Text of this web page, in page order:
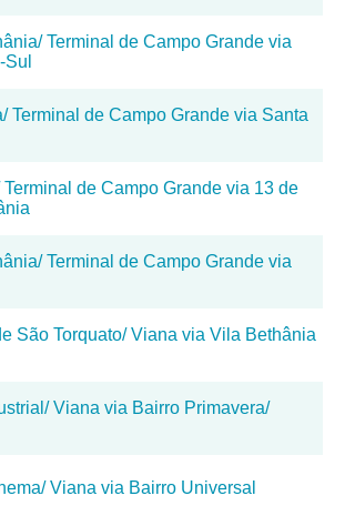
Terminal de Campo Grande via
Terminal de Campo Grande via Santa
de Campo Grande via 13 de
Terminal de Campo Grande via
São Torquato/ Viana via Vila Bethânia
Viana via Bairro Primavera/
Viana via Bairro Universal